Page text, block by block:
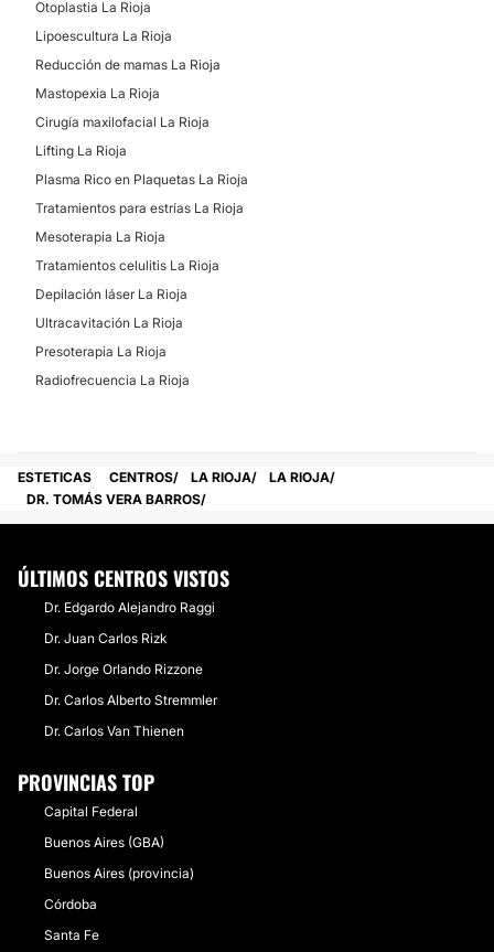
Otoplastia La Rioja
Lipoescultura La Rioja
Reducción de mamas La Rioja
Mastopexia La Rioja
Cirugía maxilofacial La Rioja
Lifting La Rioja
Plasma Rico en Plaquetas La Rioja
Tratamientos para estrías La Rioja
Mesoterapia La Rioja
Tratamientos celulitis La Rioja
Depilación láser La Rioja
Ultracavitación La Rioja
Presoterapia La Rioja
Radiofrecuencia La Rioja
ESTETICAS CENTROS LA RIOJA
LA RIOJA
DR. TOMÁS VERA BARROS
ÚLTIMOS CENTROS VISTOS
Dr. Edgardo Alejandro Raggi
Dr. Juan Carlos Rizk
Dr. Jorge Orlando Rizzone
Dr. Carlos Alberto Stremmler
Dr. Carlos Van Thienen
PROVINCIAS TOP
Capital Federal
Buenos Aires (GBA)
Buenos Aires (provincia)
Córdoba
Santa Fe